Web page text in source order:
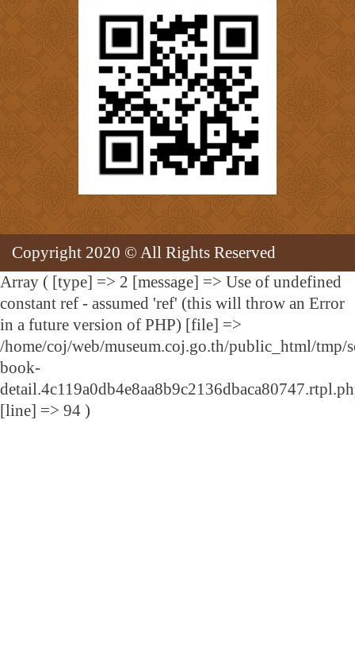
Copyright 2020 © All Rights Reserved
Array ( [type] => 2 [message] => Use of undefined
constant ref - assumed 'ref' (this will throw an Error
in a future version of PHP) [file] =>
/home/coj/web/museum.coj.go.th/public_html/tmp/
book-
[line] => 94 )